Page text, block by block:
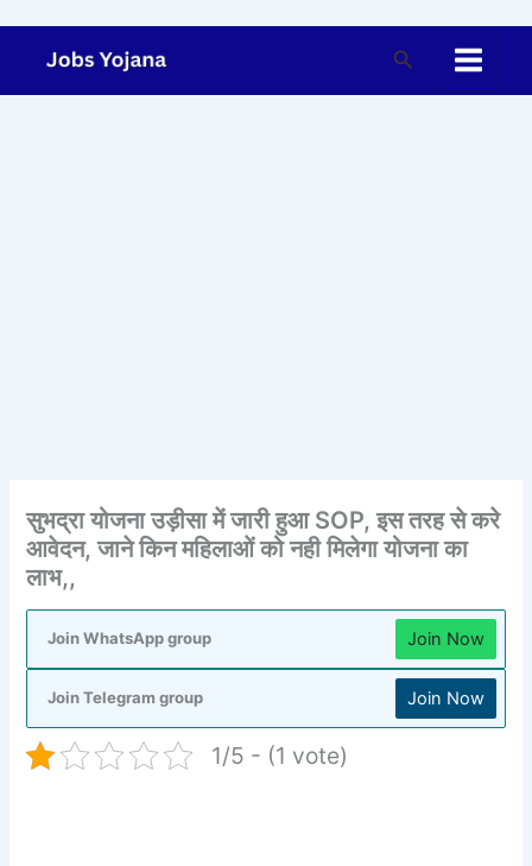
content
Search
सुभद्रा योजना उड़ीसा में जारी हुआ SOP, इस तरह से करे
आवेदन, जाने किन महिलाओं को नही मिलेगा योजना का
लाभ,,
Join WhatsApp group Join Now
Join Telegram group Join Now
1/5 - (1 vote)